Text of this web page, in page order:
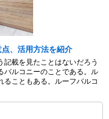
、活用方法を紹介
載を見たことはないだろう
バルコニーのことである。ル
ることもある。ルーフバルコ